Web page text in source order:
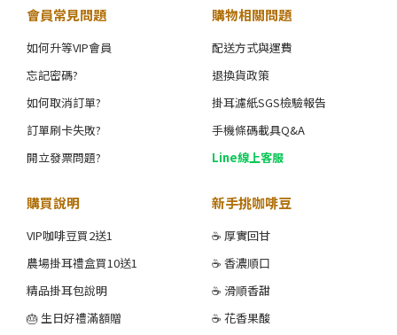
會員常見問題
如何升等VIP會員
忘記密碼?
如何取消訂單?
訂單刷卡失敗?
開立發票問題?
購物相關問題
配送方式與運費
退換貨政策
掛耳濾紙SGS檢驗報告
手機條碼載具Q&A
Line線上客服
購買說明
VIP咖啡豆買2送1
農場掛耳禮盒買10送1
精品掛耳包說明
🎂 生日好禮滿額贈
新手挑咖啡豆
☕ 厚實回甘
☕ 香濃順口
☕ 滑順香甜
☕ 花香果酸